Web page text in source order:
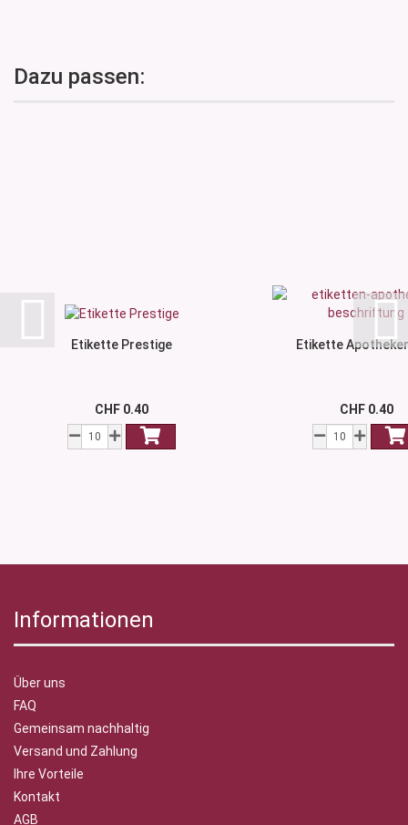
Dazu passen:
Etikette Prestige
CHF 0.40
Etikette
CHF 0.40
Informationen
Über uns
FAQ
Gemeinsam nachhaltig
Versand und Zahlung
Ihre Vorteile
Kontakt
AGB